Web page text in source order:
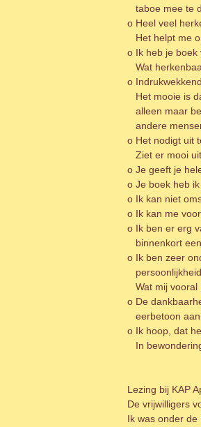
taboe mee te
o Heel veel
Het helpt me
o Ik heb je boek
Wat
o
Het mooie is
alleen maar
andere
o Het nodigt uit
Ziet er mooi
o Je geeft je
o Je boek heb
o Ik kan niet
o Ik kan me
o Ik ben er erg
binnenkort
o Ik ben zeer
Wat mij vooral
o De
eerbetoon
o Ik hoop, dat
In
Lezing bij KAP
De vrijwilligers
Ik was onder de